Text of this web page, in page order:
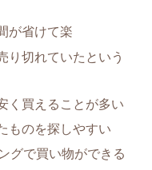
が省けて楽
り切れていたという
く買えることが多い
ものを探しやすい
グで買い物ができる